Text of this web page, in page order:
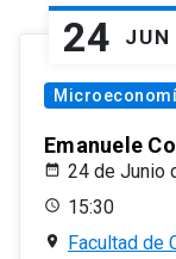
24 JUN
Emanuele
24 de Junio
15:30
Facultad de